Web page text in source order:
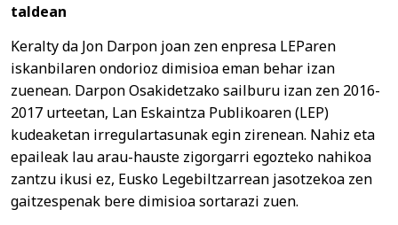
taldean
Keralty da Jon Darpon joan zen enpresa LEParen
iskanbilaren ondorioz dimisioa eman behar izan
zuenean. Darpon Osakidetzako sailburu izan zen 2016-
2017 urteetan, Lan Eskaintza Publikoaren (LEP)
kudeaketan irregulartasunak egin zirenean. Nahiz eta
epaileak lau arau-hauste zigorgarri egozteko nahikoa
zantzu ikusi ez, Eusko Legebiltzarrean jasotzekoa zen
gaitzespenak bere dimisioa sortarazi zuen.